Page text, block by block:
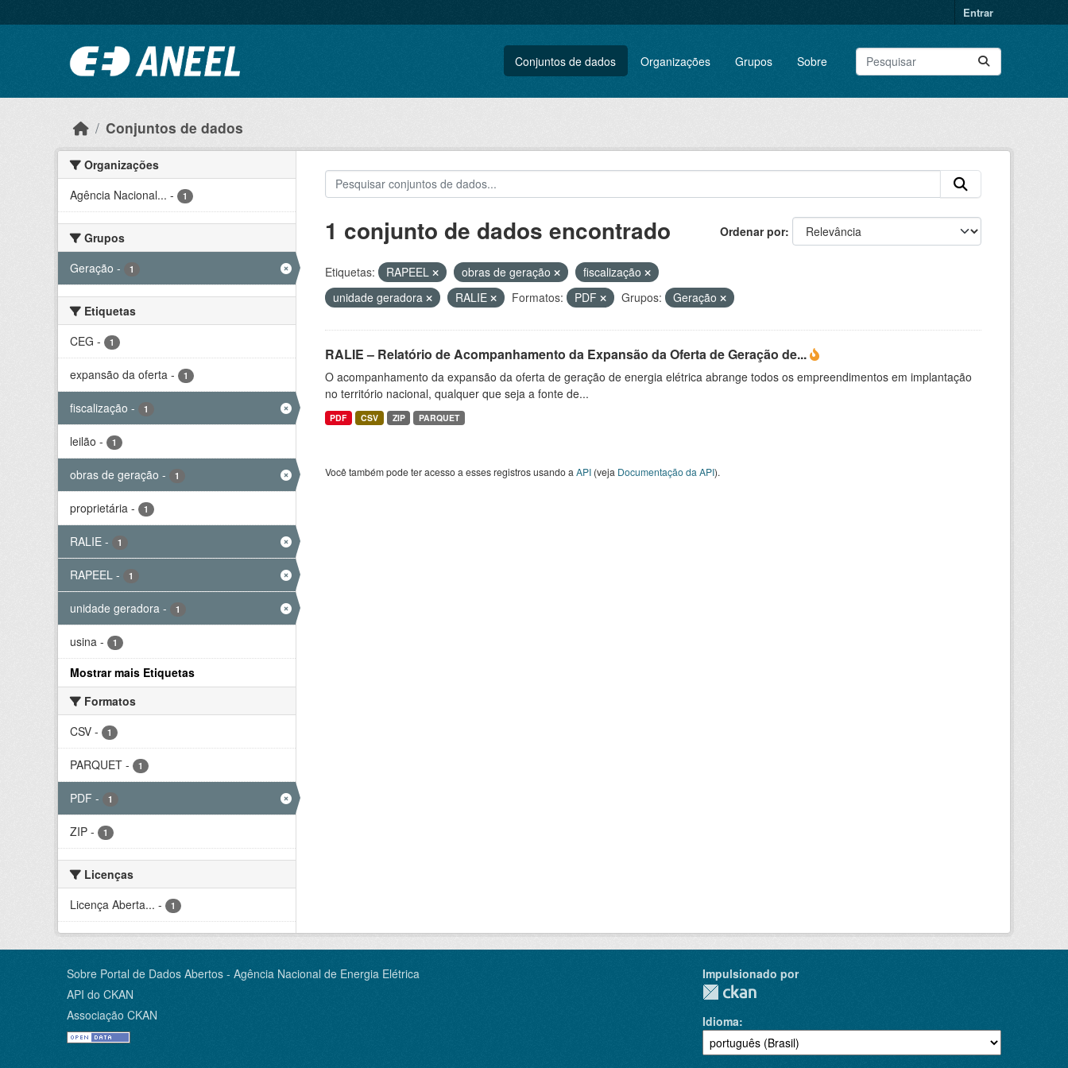
Entrar
Conjuntos de dados Organizações Grupos Sobre
Conjuntos de dados
Organizações
Agência Nacional... - 1
Grupos
Geração - 1
Etiquetas
CEG - 1
expansão da oferta - 1
fiscalização - 1
leilão - 1
obras de geração - 1
proprietária - 1
RALIE - 1
RAPEEL - 1
unidade geradora - 1
usina - 1
Mostrar mais Etiquetas
Formatos
CSV - 1
PARQUET - 1
PDF - 1
ZIP - 1
Licenças
Licença Aberta... - 1
Ordenar por
1 conjunto de dados encontrado
Etiquetas: RAPEEL obras de geração
fiscalização
unidade geradora
RALIE Formatos: PDF Grupos: Geração
RALIE – Relatório de Acompanhamento da Expansão da Oferta de Geração de...
O acompanhamento da expansão da oferta de geração de energia elétrica abrange todos os empreendimentos em implantação
no território nacional, qualquer que seja a fonte de...
PDF CSV ZIP PARQUET
Você também pode ter acesso a esses registros usando a API(veja Documentação da API).
Sobre Portal de Dados Abertos - Agência Nacional de Energia Elétrica
API do CKAN
Associação CKAN
Impulsionado por
Idioma